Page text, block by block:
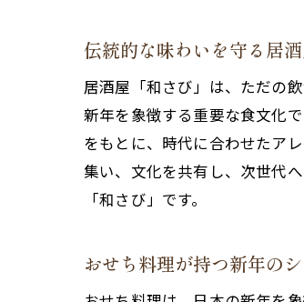
伝統的な味わいを守る居
居酒屋「和さび」は、ただの
新年を象徴する重要な食文化
をもとに、時代に合わせたア
集い、文化を共有し、次世代
「和さび」です。
おせち料理が持つ新年の